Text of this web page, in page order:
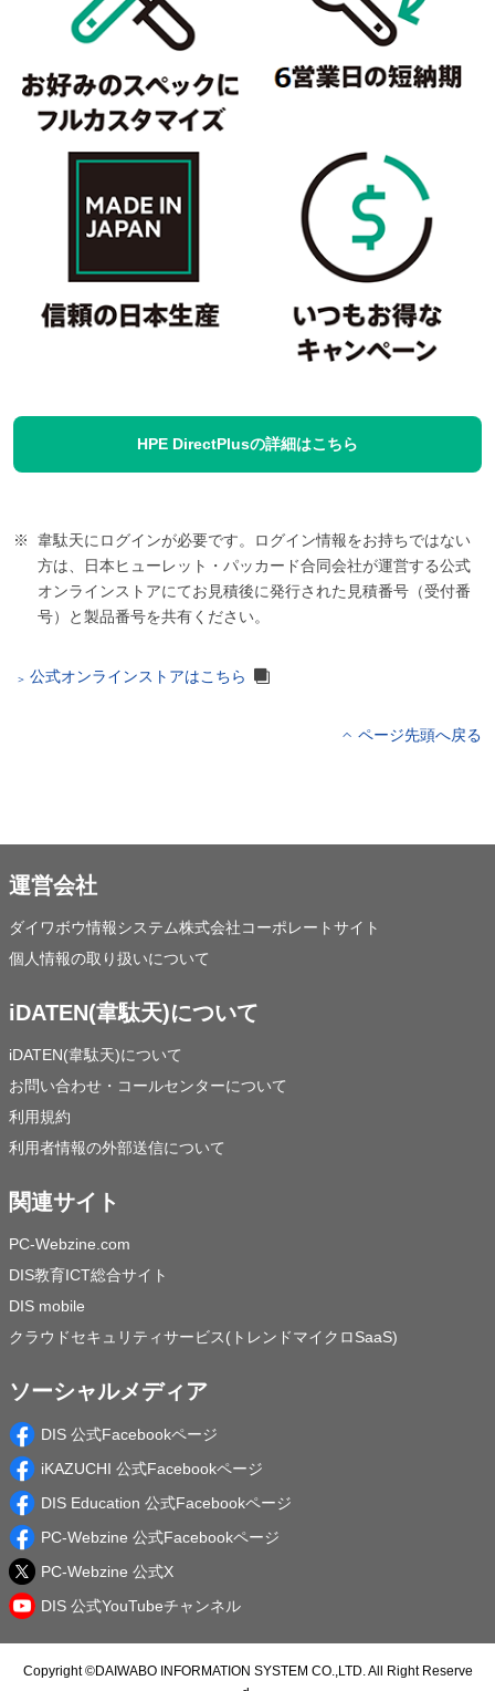
HPE DirectPlusの詳細はこちら
韋駄天にログインが必要です。ログイン情報をお持ちではない
方は、日本ヒューレット・パッカード合同会社が運営する公式
オンラインストアにてお見積後に発行された見積番号（受付番
号）と製品番号を共有ください。
公式オンラインストアはこちら
ページ先頭へ戻る
運営会社
ダイワボウ情報システム株式会社コーポレートサイト
個人情報の取り扱いについて
iDATEN(韋駄天)について
iDATEN(韋駄天)について
お問い合わせ・コールセンターについて
利用規約
利用者情報の外部送信について
関連サイト
PC-Webzine.com
DIS教育ICT総合サイト
DIS mobile
クラウドセキュリティサービス(トレンドマイクロSaaS)
ソーシャルメディア
DIS 公式Facebookページ
iKAZUCHI 公式Facebookページ
DIS Education 公式Facebookページ
PC-Webzine 公式Facebookページ
PC-Webzine 公式X
DIS 公式YouTubeチャンネル
Copyright ©DAIWABO INFORMATION SYSTEM CO.,LTD.All Right Reserve